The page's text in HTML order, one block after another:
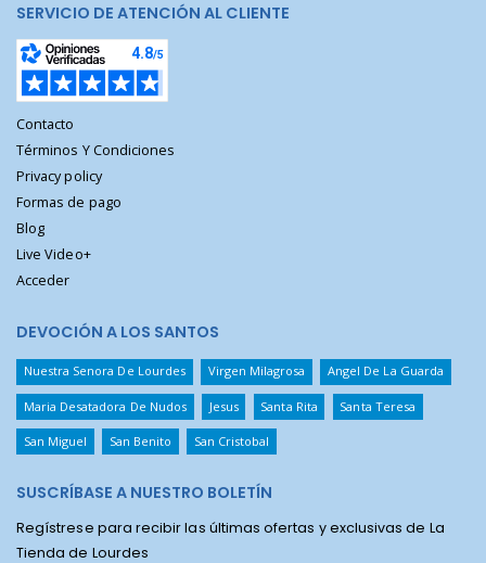
SERVICIO DE ATENCIÓN AL CLIENTE
Contacto
Términos Y Condiciones
Privacy policy
Formas de pago
Blog
Live Video+
Acceder
DEVOCIÓN A LOS SANTOS
Nuestra Senora De Lourdes Virgen Milagrosa Angel De La Guarda
Maria Desatadora De Nudos Jesus Santa Rita Santa Teresa
San Miguel San Benito San Cristobal
SUSCRÍBASE A NUESTRO BOLETÍN
Regístrese para recibir las últimas ofertas y exclusivas de La
Tienda de Lourdes